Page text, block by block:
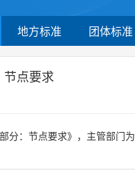
地方标准 团体标准
节点要求
分：节点要求》，主管部门为